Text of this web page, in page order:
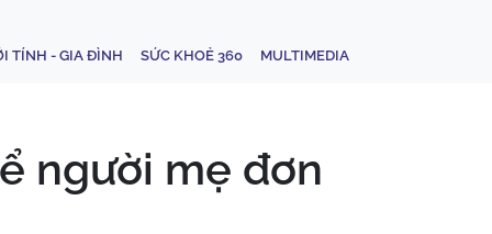
TÍNH - GIA ĐÌNH SỨC KHOẺ 360 MULTIMEDIA
người mẹ đơn